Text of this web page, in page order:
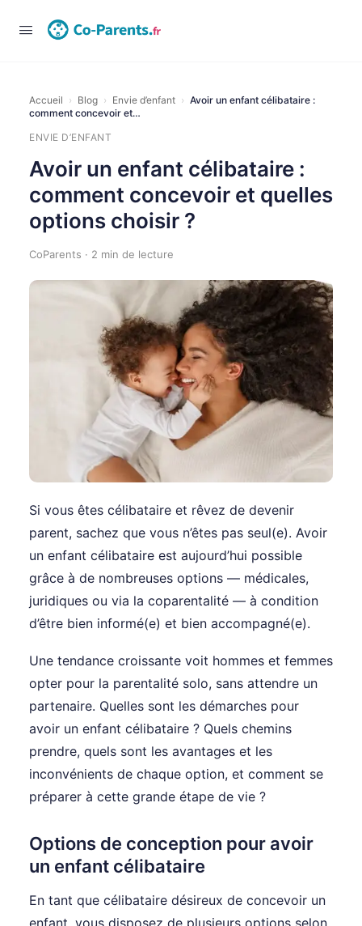
Accueil › Blog › Envie d’enfant › Avoir un enfant célibataire :
comment concevoir et…
ENVIE D’ENFANT
Avoir un enfant célibataire :
comment concevoir et quelles
options choisir ?
CoParents · 2 min de lecture
Si vous êtes célibataire et rêvez de devenir
parent, sachez que vous n’êtes pas seul(e). Avoir
un enfant célibataire est aujourd’hui possible
grâce à de nombreuses options — médicales,
juridiques ou via la coparentalité — à condition
d’être bien informé(e) et bien accompagné(e).
Une tendance croissante voit hommes et femmes
opter pour la parentalité solo, sans attendre un
partenaire. Quelles sont les démarches pour
avoir un enfant célibataire ? Quels chemins
prendre, quels sont les avantages et les
inconvénients de chaque option, et comment se
préparer à cette grande étape de vie ?
Options de conception pour avoir
un enfant célibataire
En tant que célibataire désireux de concevoir un